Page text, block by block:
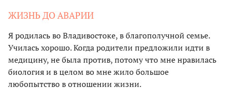
ЖИЗНЬ ДО АВАРИИ
Я родилась во Владивостоке, в благополучной семье.
Училась хорошо. Когда родители предложили идти в
медицину, не была против, потому что мне нравилась
биология и в целом во мне жило большое
любопытство в отношении жизни.